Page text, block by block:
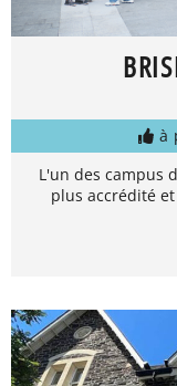
à
L'un des campus
plus accrédité